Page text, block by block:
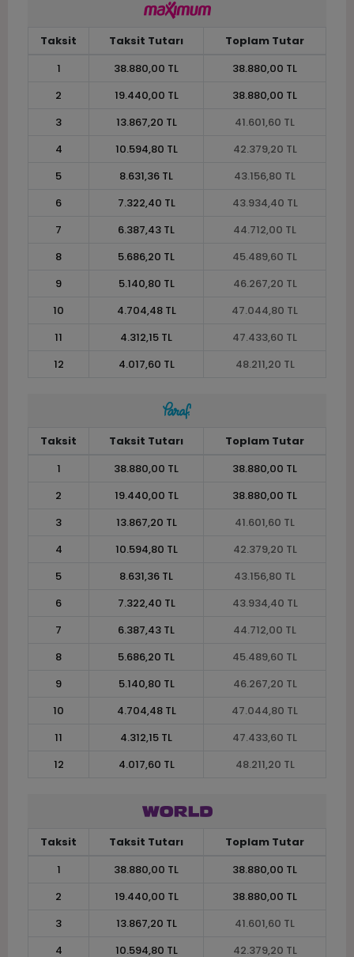
Taksit Taksit Tutarı
Toplam Tutar
1
38.880,00 TL
38.880,00 TL
2
19.440,00 TL
38.880,00 TL
3
13.867,20 TL
41.601,60 TL
4
10.594,80 TL
42.379,20 TL
5
8.631,36 TL
43.156,80 TL
6
7.322,40 TL
43.934,40 TL
7
6.387,43 TL
44.712,00 TL
8
5.686,20 TL
45.489,60 TL
9
5.140,80 TL
46.267,20 TL
10
4.704,48 TL
47.044,80 TL
11
4.312,15 TL
47.433,60 TL
12
4.017,60 TL 48.211,20 TL
Taksit Taksit Tutarı
Toplam Tutar
1
38.880,00 TL
38.880,00 TL
2
19.440,00 TL
38.880,00 TL
3
13.867,20 TL
41.601,60 TL
4
10.594,80 TL
42.379,20 TL
5
8.631,36 TL
43.156,80 TL
6
7.322,40 TL
43.934,40 TL
7
6.387,43 TL
44.712,00 TL
8
5.686,20 TL
45.489,60 TL
9
5.140,80 TL
46.267,20 TL
10
4.704,48 TL
47.044,80 TL
11
4.312,15 TL
47.433,60 TL
12
4.017,60 TL 48.211,20 TL
Taksit Taksit Tutarı
Toplam Tutar
1
38.880,00 TL
38.880,00 TL
2
19.440,00 TL
38.880,00 TL
3
13.867,20 TL
41.601,60 TL
4
10.594,80 TL
42.379,20 TL